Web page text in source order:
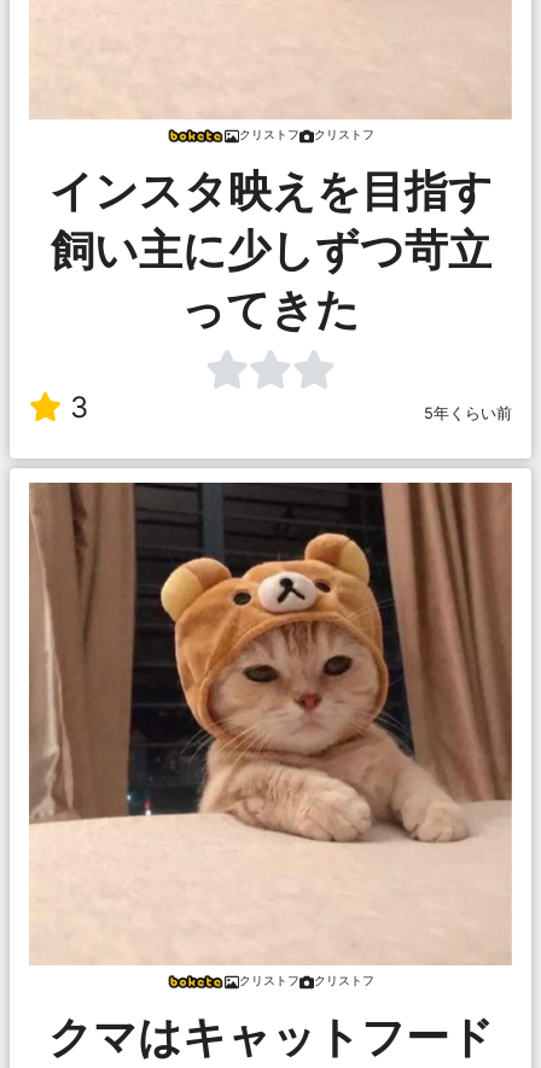
クリストフ クリストフ
インスタ映えを目指す
飼い主に少しずつ苛立
ってきた
3 5年くらい前
クリストフ クリストフ
クマはキャットフード